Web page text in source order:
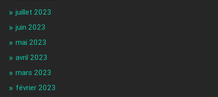
juillet 2023
juin 2023
mai 2023
avril 2023
mars 2023
février 2023